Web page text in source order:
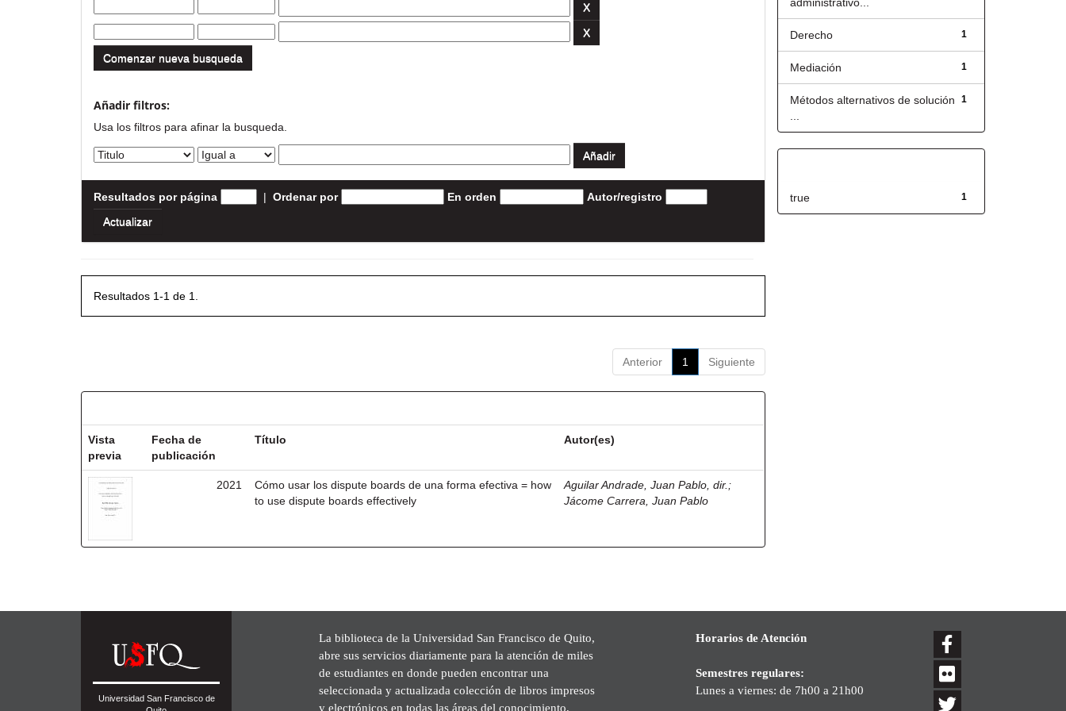
Comenzar nueva busqueda
Añadir filtros:
Usa los filtros para afinar la busqueda.
Resultados por página | Ordenar por En orden Autor/registro
Resultados 1-1 de 1.
Anterior 1 Siguiente
Vista
previa
Fecha de
publicación
Título Autor(es)
2021
Cómo usar los dispute boards de una forma efectiva = how
to use dispute boards effectively
Aguilar Andrade, Juan Pablo, dir. ;
Jácome Carrera, Juan Pablo
1
Derecho
1
Mediación
1
Métodos alternativos de solución
1
true
Universidad San Francisco de
La biblioteca de la Universidad San Francisco de Quito,
abre sus servicios diariamente para la atención de miles
de estudiantes en donde pueden encontrar una
seleccionada y actualizada colección de libros impresos
y electrónicos en todas las áreas del conocimiento,
Horarios de Atención
Semestres regulares:
Lunes a viernes: de 7h00 a 21h00